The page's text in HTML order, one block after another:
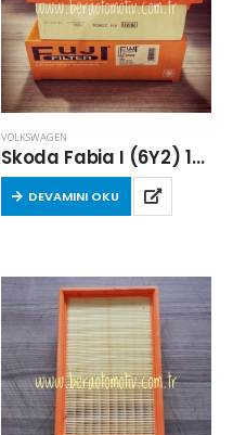
VOLKSWAGEN
Skoda Fabia I (6Y2) 1999-2008 Arası 1.4 Dizel Hava Filtresi
DEVAMINI OKU